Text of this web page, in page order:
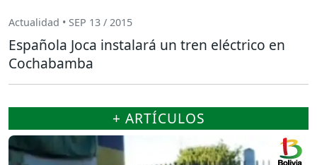
Actualidad • SEP 13 / 2015
Española Joca instalará un tren eléctrico en
Cochabamba
+ ARTÍCULOS